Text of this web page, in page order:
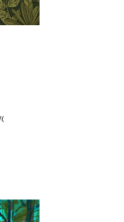
siedzącą w